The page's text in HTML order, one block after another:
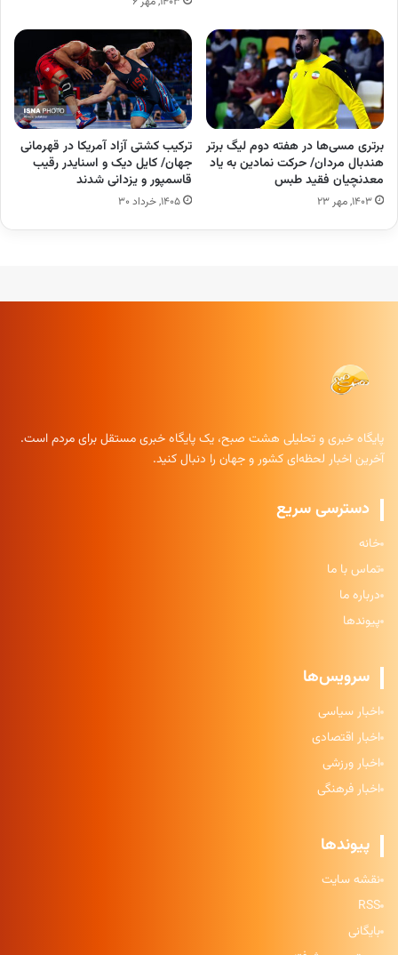
برتری مسی‌ها در هفته دوم لیگ برتر
هندبال مردان/ حرکت نمادین به یاد
معدنچیان فقید طبس
۱۴۰۳, مهر ۲۳
ترکیب کشتی آزاد آمریکا در قهرمانی
جهان/ کایل دیک و اسنایدر رقیب
قاسمپور و یزدانی شدند
۱۴۰۵, خرداد ۳۰
پایگاه خبری و تحلیلی هشت صبح، یک پایگاه خبری مستقل برای مردم است.
آخرین اخبار لحظه‌ای کشور و جهان را دنبال کنید.
دسترسی سریع
خانه
تماس با ما
درباره ما
پیوندها
سرویس‌ها
اخبار سیاسی
اخبار اقتصادی
اخبار ورزشی
اخبار فرهنگی
پیوندها
نقشه سایت
RSS
بایگانی